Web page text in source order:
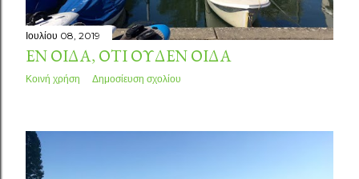
Ιουλίου 08, 2019
ἝΝ ΟἾΔΑ, ὍΤΙ ΟΥ̓ΔΈΝ ΟἾΔΑ
Κοινή χρήση Δημοσίευση σχολίου